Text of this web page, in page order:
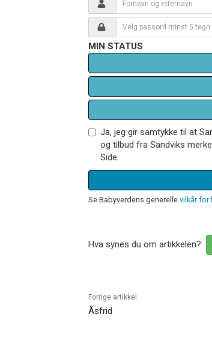
MIN STATUS
Ja, jeg gir samtykke til at
og tilbud fra Sandviks
Side.
Se Babyverdens generelle vilkår for
Hva synes du om artikkelen?
Forrige artikkel
Åsfrid